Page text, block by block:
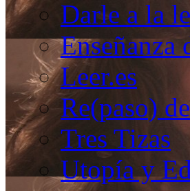
Darle a la
Enseñanza
Leer.es
Re(paso)
Tres Tizas
Utopía y